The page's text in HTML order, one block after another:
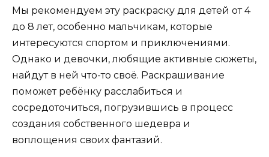
Мы рекомендуем эту раскраску для детей от 4
до 8 лет, особенно мальчикам, которые
интересуются спортом и приключениями.
Однако и девочки, любящие активные сюжеты,
найдут в ней что-то своё. Раскрашивание
поможет ребёнку расслабиться и
сосредоточиться, погрузившись в процесс
создания собственного шедевра и
воплощения своих фантазий.